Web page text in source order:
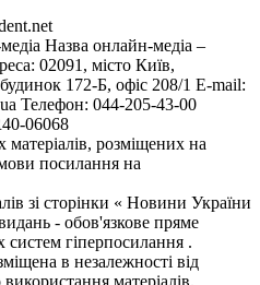
Назва онлайн-медіа –
02091, місто Київ,
172-Б, офіс 208/1 E-mail:
Телефон: 044-205-43-00
06068
розміщених на
посилання на
зі сторінки « Новини України
- обов'язкове пряме
гіперпосилання .
в незалежності від